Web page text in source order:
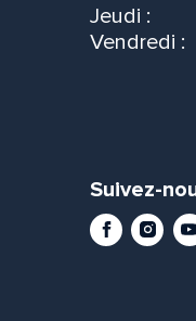
Jeudi :
Vendredi :
Suivez-
Facebook